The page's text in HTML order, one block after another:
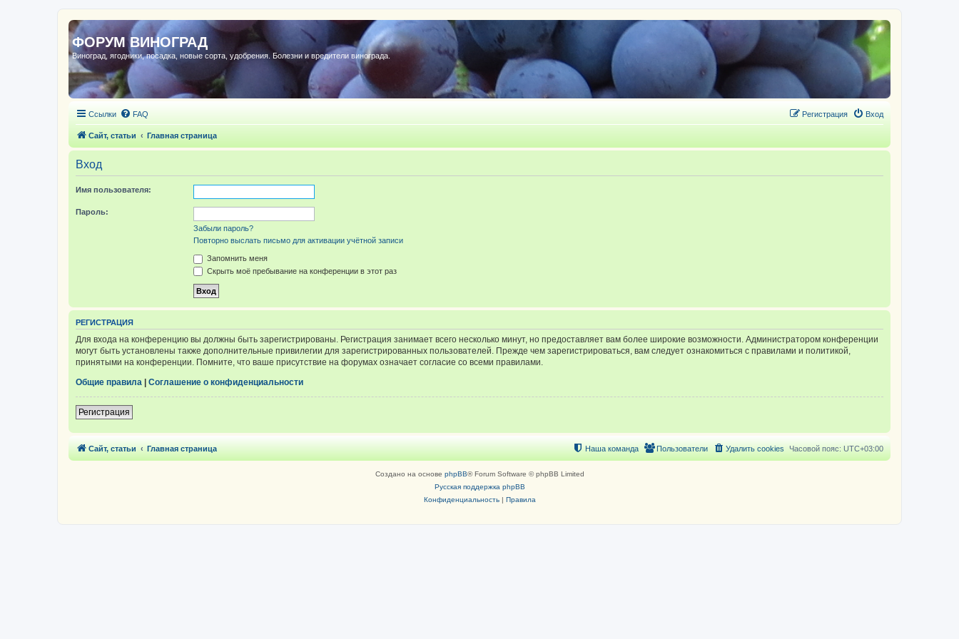
ФОРУМ ВИНОГРАД
Виноград, ягодники, посадка, новые сорта, удобрения. Болезни и вредители винограда.
Ссылки FAQ Вход
Регистрация
Сайт, статьи Главная страница
Вход
Имя пользователя:
Пароль:
Забыли пароль?
Повторно выслать письмо для активации учётной записи
Запомнить меня
Скрыть моё пребывание на конференции в этот раз
РЕГИСТРАЦИЯ
Для входа на конференцию вы должны быть зарегистрированы. Регистрация занимает всего несколько минут, но предоставляет вам более широкие возможности. Администратором конференции
могут быть установлены также дополнительные привилегии для зарегистрированных пользователей. Прежде чем зарегистрироваться, вам следует ознакомиться с правилами и политикой,
принятыми на конференции. Помните, что ваше присутствие на форумах означает согласие со всеми правилами.
Общие правила | Соглашение о конфиденциальности
Регистрация
Сайт, статьи Главная страница Часовой пояс: UTC+03:00
Удалить cookies
Пользователи
Наша команда
Создано на основе phpBB® Forum Software © phpBB Limited
Русская поддержка phpBB
Конфиденциальность| Правила